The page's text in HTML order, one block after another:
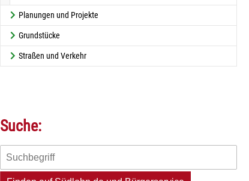
Planungen und Projekte
Grundstücke
Straßen und Verkehr
Suche: